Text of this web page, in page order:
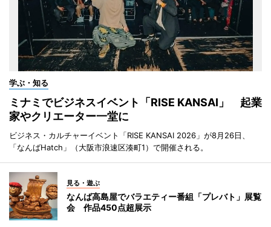
学ぶ・知る
ミナミでビジネスイベント「RISE KANSAI」 起業
家やクリエーター一堂に
ビジネス・カルチャーイベント「RISE KANSAI 2026」が8月26日、
「なんばHatch」（大阪市浪速区湊町1）で開催される。
見る・遊ぶ
なんば高島屋でバラエティー番組「プレバト」展覧
会 作品450点超展示